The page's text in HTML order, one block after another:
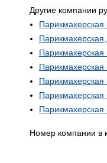
Другие компании
Номер компании в